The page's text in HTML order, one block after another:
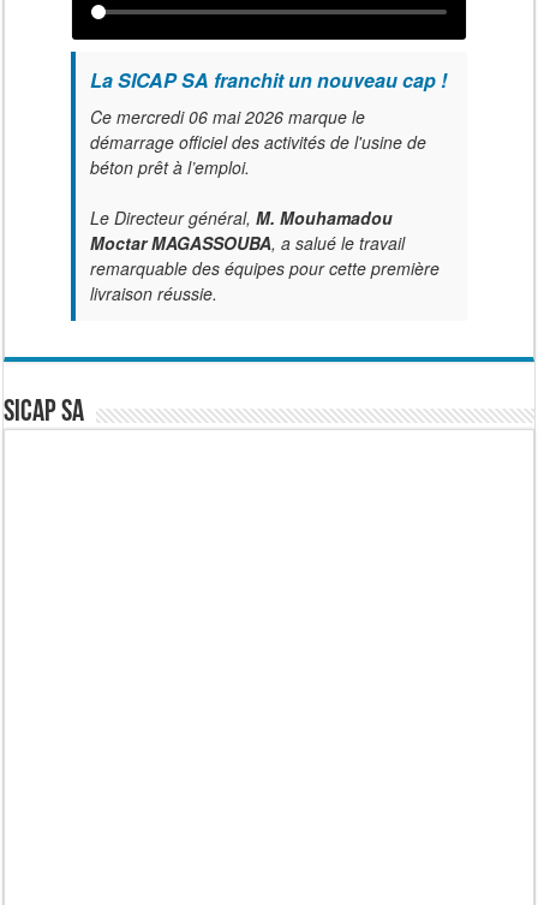
La SICAP SA franchit un nouveau cap !
Ce mercredi 06 mai 2026 marque le
démarrage officiel des activités de l'usine de
béton prêt à l’emploi.
Le Directeur général, M. Mouhamadou
Moctar MAGASSOUBA, a salué le travail
remarquable des équipes pour cette première
livraison réussie.
SICAP SA